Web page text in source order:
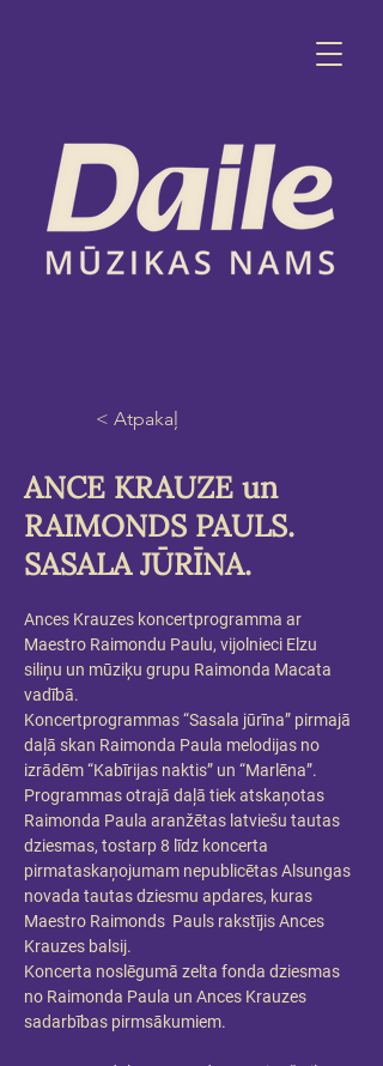
< Atpakaļ
ANCE KRAUZE un
RAIMONDS PAULS.
SASALA JŪRĪNA.
Ances Krauzes koncertprogramma ar
Maestro Raimondu Paulu, vijolnieci Elzu
siliņu un mūziķu grupu Raimonda Macata
vadībā.
Koncertprogrammas “Sasala jūrīna” pirmajā
daļā skan Raimonda Paula melodijas no
izrādēm “Kabīrijas naktis” un “Marlēna”.
Programmas otrajā daļā tiek atskaņotas
Raimonda Paula aranžētas latviešu tautas
dziesmas, tostarp 8 līdz koncerta
pirmataskaņojumam nepublicētas Alsungas
novada tautas dziesmu apdares, kuras
Maestro Raimonds  Pauls rakstījis Ances
Krauzes balsij.
Koncerta noslēgumā zelta fonda dziesmas
no Raimonda Paula un Ances Krauzes
sadarbības pirmsākumiem.